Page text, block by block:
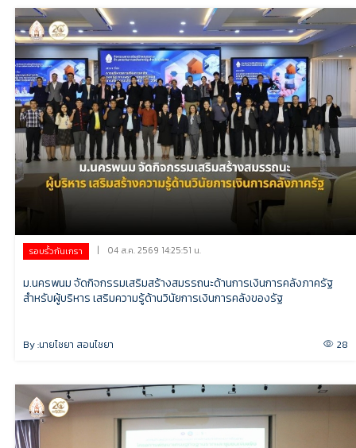
รอบรั้วกันเกรา | 04 ส.ค. 2569 14:25:51 น.
ม.นครพนม จัดกิจกรรมเสริมสร้างสมรรถนะด้านการเงินการคลังภาครัฐ
สำหรับผู้บริหาร เสริมความรู้ด้านวินัยการเงินการคลังของรัฐ
By :นายไชยา สอนไชยา 28